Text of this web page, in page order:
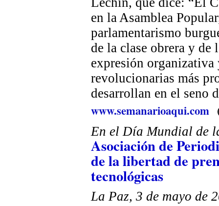
en la Asamblea
parlamentarismo
de la clase obrera y de
expresión
revolucionarias más
desarrollan en el seno
www.semanarioaqui.com
En el Día Mundial de
Asociación de
de la libertad de
tecnológicas
La Paz, 3 de mayo de